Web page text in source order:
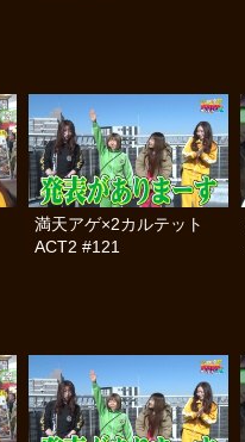
満天アゲ×2カルテット
ACT2 #121